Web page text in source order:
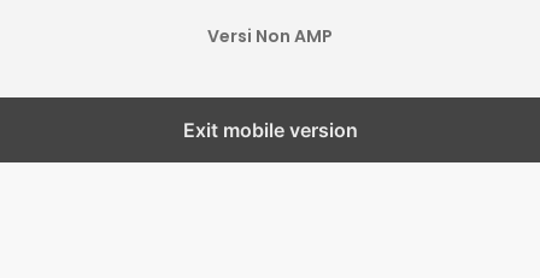
Versi Non AMP
Exit mobile version